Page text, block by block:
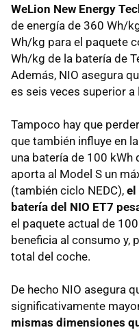
WeLion New Energy
de energía de 360 Wh/
Wh/kg para el paquete
Wh/kg de la batería de
Además, NIO asegura
es seis veces superior
Tampoco hay que
que también influye en
una batería de 100 kWh
aporta al Model S un
(también ciclo NEDC), el
batería del NIO ET7
el paquete actual de
beneficia al consumo y,
total del coche.
De hecho NIO asegura
significativamente
mismas dimensiones